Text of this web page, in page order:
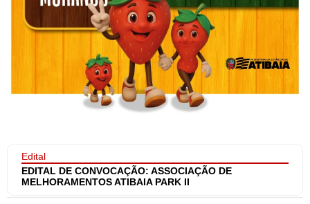
Edital
EDITAL DE CONVOCAÇÃO: ASSOCIAÇÃO DE
MELHORAMENTOS ATIBAIA PARK II